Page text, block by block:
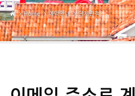
Home 예약안내 단체견적